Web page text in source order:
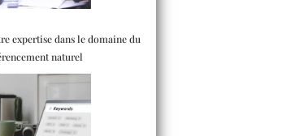
expertise dans le domaine du
naturel